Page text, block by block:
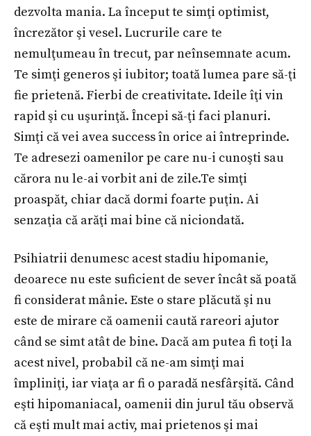
dezvolta mania. La început te simţi optimist,
încrezător şi vesel. Lucrurile care te
nemulţumeau în trecut, par neînsemnate acum.
Te simţi generos şi iubitor; toată lumea pare să-ţi
fie prietenă. Fierbi de creativitate. Ideile îţi vin
rapid şi cu uşurinţă. Începi să-ţi faci planuri.
Simţi că vei avea success în orice ai întreprinde.
Te adresezi oamenilor pe care nu-i cunoşti sau
cărora nu le-ai vorbit ani de zile.Te simţi
proaspăt, chiar dacă dormi foarte puţin. Ai
senzaţia că arăţi mai bine că niciondată.
Psihiatrii denumesc acest stadiu hipomanie,
deoarece nu este suficient de sever încât să poată
fi considerat mânie. Este o stare plăcută şi nu
este de mirare că oamenii caută rareori ajutor
când se simt atât de bine. Dacă am putea fi toţi la
acest nivel, probabil că ne-am simţi mai
împliniţi, iar viaţa ar fi o paradă nesfârşită. Când
eşti hipomaniacal, oamenii din jurul tău observă
că eşti mult mai activ, mai prietenos şi mai